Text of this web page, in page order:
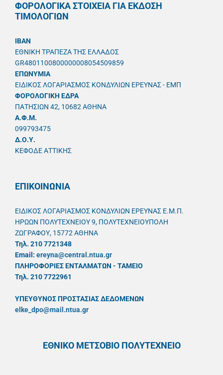
ΦΟΡΟΛΟΓΙΚΑ ΣΤΟΙΧΕΙΑ ΓΙΑ ΕΚΔΟΣΗ
ΤΙΜΟΛΟΓΙΩΝ
IBAN
ΕΘΝΙΚΗ ΤΡΑΠΕΖΑ ΤΗΣ ΕΛΛΑΔΟΣ
GR4801100800000008054509859
ΕΠΩΝΥΜΙΑ
ΕΙΔΙΚΟΣ ΛΟΓΑΡΙΑΣΜΟΣ ΚΟΝΔΥΛΙΩΝ ΕΡΕΥΝΑΣ - ΕΜΠ
ΦΟΡΟΛΟΓΙΚΗ ΕΔΡΑ
ΠΑΤΗΣΙΩΝ 42, 10682 ΑΘΗΝΑ
A.Φ.Μ.
099793475
Δ.Ο.Υ.
ΚΕΦΟΔΕ ΑΤΤΙΚΗΣ
ΕΠΙΚΟΙΝΩΝΙΑ
ΕΙΔΙΚΟΣ ΛΟΓΑΡΙΑΣΜΟΣ ΚΟΝΔΥΛΙΩΝ ΕΡΕΥΝΑΣ Ε.Μ.Π.
ΗΡΩΩΝ ΠΟΛΥΤΕΧΝΕΙΟΥ 9, ΠΟΛΥΤΕΧΝΕΙΟΥΠΟΛΗ
ΖΩΓΡΑΦΟΥ, 15772 ΑΘΗΝΑ
Τηλ. 210 7721348
Email: ereyna@central.ntua.gr
ΠΛΗΡΟΦΟΡΙΕΣ ΕΝΤΑΛΜΑΤΩΝ - ΤΑΜΕΙΟ
Τηλ. 210 7722961
ΥΠΕΥΘYΝΟΣ ΠΡΟΣΤΑΣΙΑΣ ΔΕΔΟΜΕΝΩΝ
elke_dpo@mail.ntua.gr
ΕΘΝΙΚΟ ΜΕΤΣΟΒΙΟ ΠΟΛΥΤΕΧΝΕΙΟ